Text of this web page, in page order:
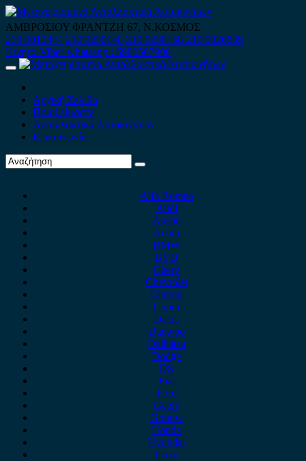
Skip
to
content
ΑΜΒΡΟΣΙΟΥ ΦΡΑΝΤΖΗ 67, Ν.ΚΟΣΜΟΣ
210 9012444 210 9239148 210 9238158 210 9026839
Κινητό-Viber-whatsapp : 6980507900
Primary
Αρχική Σελίδα
Ποιοί είμαστε
Ανταλλακτικά Αυτοκινήτων
Επικοινωνία
Alfa Romeo
Audi
Austin
Acura
BMW
BYD
Chery
Chevrolet
Citroen
Cupra
Dacia
Daewoo
Daihatsu
Dodge
DS
Fiat
Ford
Geely
Gonow
Honda
Hyundai
Isuzu